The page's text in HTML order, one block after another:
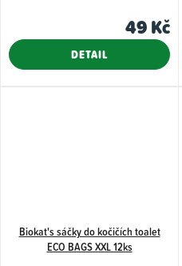
5,0
5
49 Kč
DETAIL
Biokat's sáčky do kočičích toalet
ECO BAGS XXL 12ks